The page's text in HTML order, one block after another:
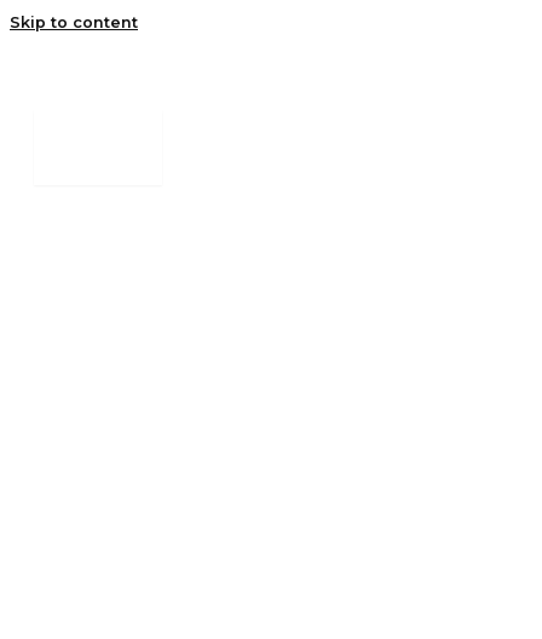
Skip to content